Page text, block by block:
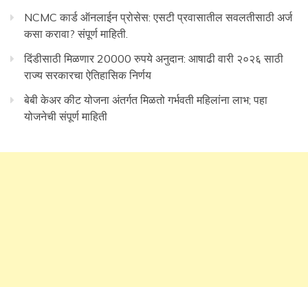
NCMC कार्ड ऑनलाईन प्रोसेस: एसटी प्रवासातील सवलतीसाठी अर्ज
कसा करावा? संपूर्ण माहिती.
दिंडीसाठी मिळणार 20000 रुपये अनुदान: आषाढी वारी २०२६ साठी
राज्य सरकारचा ऐतिहासिक निर्णय
बेबी केअर कीट योजना अंतर्गत मिळतो गर्भवती महिलांना लाभ; पहा
योजनेची संपूर्ण माहिती